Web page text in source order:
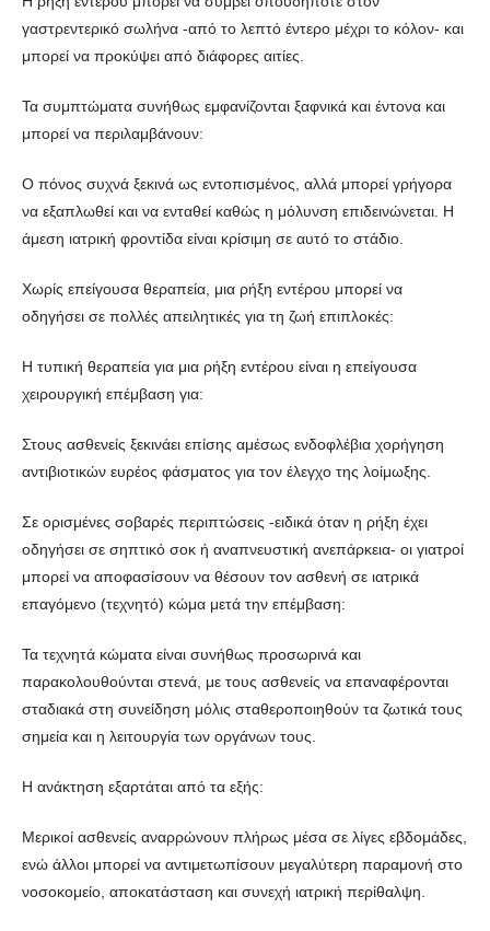
γαστρεντερικό σωλήνα -από το λεπτό έντερο μέχρι το κόλον- και
μπορεί να προκύψει από διάφορες αιτίες.
Τα συμπτώματα συνήθως εμφανίζονται ξαφνικά και έντονα και
μπορεί να περιλαμβάνουν:
Ο πόνος συχνά ξεκινά ως εντοπισμένος, αλλά μπορεί γρήγορα
να εξαπλωθεί και να ενταθεί καθώς η μόλυνση επιδεινώνεται. Η
άμεση ιατρική φροντίδα είναι κρίσιμη σε αυτό το στάδιο.
Χωρίς επείγουσα θεραπεία, μια ρήξη εντέρου μπορεί να
οδηγήσει σε πολλές απειλητικές για τη ζωή επιπλοκές:
Η τυπική θεραπεία για μια ρήξη εντέρου είναι η επείγουσα
χειρουργική επέμβαση για:
Στους ασθενείς ξεκινάει επίσης αμέσως ενδοφλέβια χορήγηση
αντιβιοτικών ευρέος φάσματος για τον έλεγχο της λοίμωξης.
Σε ορισμένες σοβαρές περιπτώσεις -ειδικά όταν η ρήξη έχει
οδηγήσει σε σηπτικό σοκ ή αναπνευστική ανεπάρκεια- οι γιατροί
μπορεί να αποφασίσουν να θέσουν τον ασθενή σε ιατρικά
επαγόμενο (τεχνητό) κώμα μετά την επέμβαση:
Τα τεχνητά κώματα είναι συνήθως προσωρινά και
παρακολουθούνται στενά, με τους ασθενείς να επαναφέρονται
σταδιακά στη συνείδηση μόλις σταθεροποιηθούν τα ζωτικά τους
σημεία και η λειτουργία των οργάνων τους.
Η ανάκτηση εξαρτάται από τα εξής:
Μερικοί ασθενείς αναρρώνουν πλήρως μέσα σε λίγες εβδομάδες,
ενώ άλλοι μπορεί να αντιμετωπίσουν μεγαλύτερη παραμονή στο
νοσοκομείο, αποκατάσταση και συνεχή ιατρική περίθαλψη.